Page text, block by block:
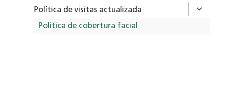
Política de visitas actualizada
Política de cobertura facial